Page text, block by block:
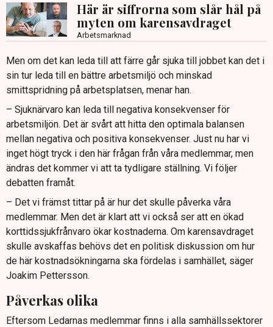
Här är siffrorna som slår hål på
myten om karensavdraget
Arbetsmarknad
Men om det kan leda till att färre går sjuka till jobbet kan det i
sin tur leda till en bättre arbetsmiljö och minskad
smittspridning på arbetsplatsen, menar han.
– Sjuknärvaro kan leda till negativa konsekvenser för
arbetsmiljön. Det är svårt att hitta den optimala balansen
mellan negativa och positiva konsekvenser. Just nu har vi
inget högt tryck i den här frågan från våra medlemmar, men
ändras det kommer vi att ta tydligare ställning. Vi följer
debatten framåt.
– Det vi främst tittar på är hur det skulle påverka våra
medlemmar. Men det är klart att vi också ser att en ökad
korttidssjukfrånvaro ökar kostnaderna. Om karensavdraget
skulle avskaffas behövs det en politisk diskussion om hur
de här kostnadsökningarna ska fördelas i samhället, säger
Joakim Pettersson.
Påverkas olika
Eftersom Ledarnas medlemmar finns i alla samhällssektorer